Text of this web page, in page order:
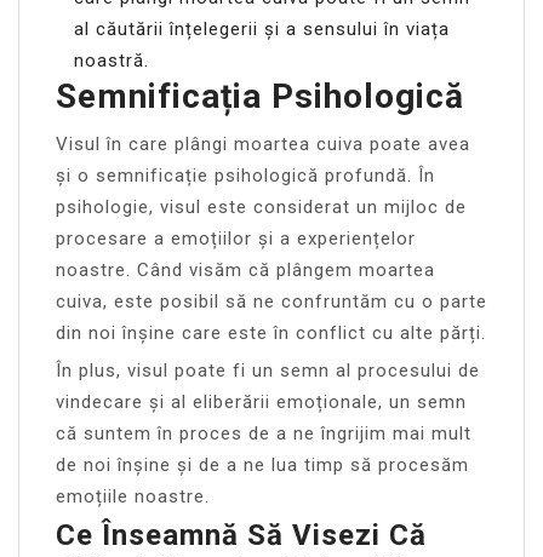
al căutării înțelegerii și a sensului în viața
noastră.
Semnificația Psihologică
Visul în care plângi moartea cuiva poate avea
și o semnificație psihologică profundă. În
psihologie, visul este considerat un mijloc de
procesare a emoțiilor și a experiențelor
noastre. Când visăm că plângem moartea
cuiva, este posibil să ne confruntăm cu o parte
din noi înșine care este în conflict cu alte părți.
În plus, visul poate fi un semn al procesului de
vindecare și al eliberării emoționale, un semn
că suntem în proces de a ne îngrijim mai mult
de noi înșine și de a ne lua timp să procesăm
emoțiile noastre.
Ce Înseamnă Să Visezi Că